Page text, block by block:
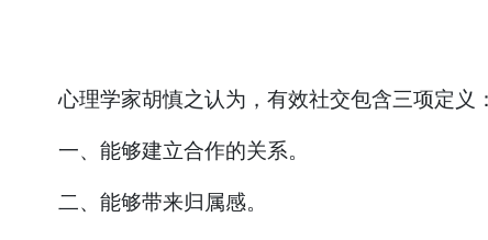
心理学家胡慎之认为，有效社交包含三项定义：
一、能够建立合作的关系。
二、能够带来归属感。